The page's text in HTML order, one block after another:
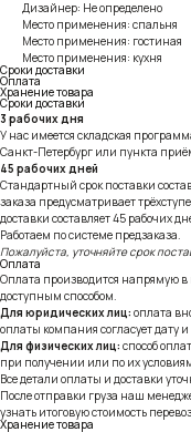
Дизайнер: Не определено
Место применения: спальня
Место применения: гостиная
Место применения: кухня
Сроки доставки
Оплата
Хранение товара
Сроки доставки
3 рабочих дня
У нас имеется складская
Санкт-Петербург или пункта
45 рабочих дней
Стандартный срок поставки
заказа предусматривает
доставки составляет 45 рабочих
Работаем по системе предзаказа.
Пожалуйста, уточняйте срок
Оплата
Оплата производится напрямую
доступным способом.
Для юридических лиц: оплата
оплаты компания согласует дату
Для физических лиц: способ
при получении или по их
Все детали оплаты и доставки
После отправки груза наш
узнать итоговую стоимость
Хранение товара